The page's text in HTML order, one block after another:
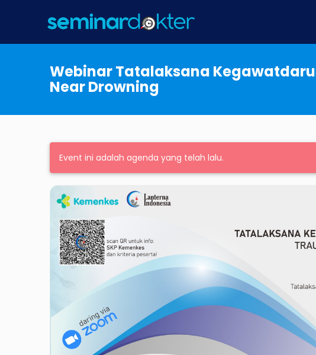
Webinar Tatalaksana
Near Drowning
Event ini adalah agenda yang telah lalu.